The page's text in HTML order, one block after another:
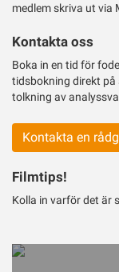
medlem skriva ut via
Kontakta oss
Boka in en tid för
tidsbokning direkt på
tolkning av
Kontakta en
Filmtips!
Kolla in varför det är